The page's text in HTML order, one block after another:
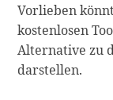
Vorlieben
kostenlosen
Alternative zu
darstellen.